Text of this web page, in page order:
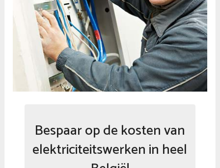
Bespaar op de kosten van
elektriciteitswerken in heel